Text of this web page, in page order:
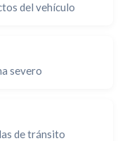
del vehículo
severo
de tránsito